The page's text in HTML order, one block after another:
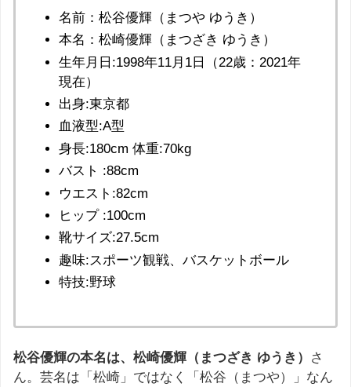
名前：松谷優輝（まつや ゆうき）
本名：松崎優輝（まつざき ゆうき）
生年月日:1998年11月1日（22歳：2021年
現在）
出身:東京都
血液型:A型
身長:180cm 体重:70kg
バスト :88cm
ウエスト:82cm
ヒップ :100cm
靴サイズ:27.5cm
趣味:スポーツ観戦、バスケットボール
特技:野球
松谷優輝の本名は、松崎優輝（まつざき ゆうき）
さ
ん。芸名は「松崎」ではなく「松谷（まつや）」なん